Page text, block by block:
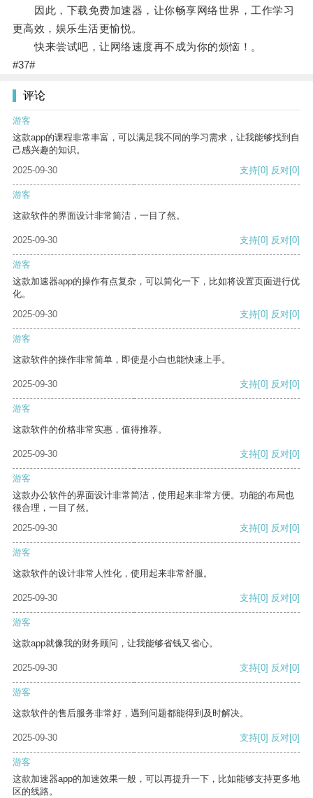
因此，下载免费加速器，让你畅享网络世界，工作学习
更高效，娱乐生活更愉悦。
快来尝试吧，让网络速度再不成为你的烦恼！。
#37#
评论
游客
这款app的课程非常丰富，可以满足我不同的学习需求，让我能够找到自
己感兴趣的知识。
2025-09-30
支持[0] 反对[0]
游客
这款软件的界面设计非常简洁，一目了然。
2025-09-30 支持[0] 反对[0]
游客
这款加速器app的操作有点复杂，可以简化一下，比如将设置页面进行优
化。
2025-09-30
支持[0] 反对[0]
游客
这款软件的操作非常简单，即使是小白也能快速上手。
2025-09-30 支持[0] 反对[0]
游客
这款软件的价格非常实惠，值得推荐。
2025-09-30 支持[0] 反对[0]
游客
这款办公软件的界面设计非常简洁，使用起来非常方便。功能的布局也
很合理，一目了然。
2025-09-30
支持[0] 反对[0]
游客
这款软件的设计非常人性化，使用起来非常舒服。
2025-09-30 支持[0] 反对[0]
游客
这款app就像我的财务顾问，让我能够省钱又省心。
2025-09-30 支持[0] 反对[0]
游客
这款软件的售后服务非常好，遇到问题都能得到及时解决。
2025-09-30 支持[0] 反对[0]
游客
这款加速器app的加速效果一般，可以再提升一下，比如能够支持更多地
区的线路。